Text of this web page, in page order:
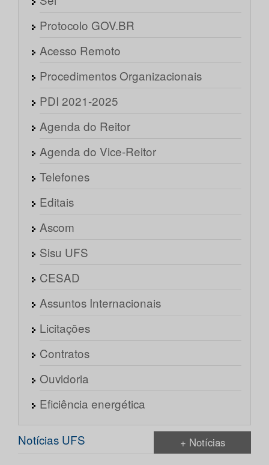
Protocolo GOV.BR
Acesso Remoto
Procedimentos Organizacionais
PDI 2021-2025
Agenda do Reitor
Agenda do Vice-Reitor
Telefones
Editais
Ascom
Sisu UFS
CESAD
Assuntos Internacionais
Licitações
Contratos
Ouvidoria
Eficiência energética
Notícias UFS + Notícias